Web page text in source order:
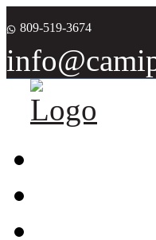
809-519-3674